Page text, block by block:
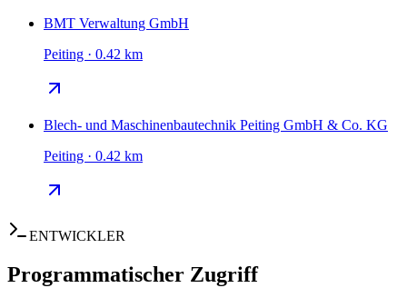
BMT Verwaltung GmbH
Peiting · 0.42 km
Blech- und Maschinenbautechnik Peiting GmbH & Co. KG
Peiting · 0.42 km
ENTWICKLER
Programmatischer Zugriff